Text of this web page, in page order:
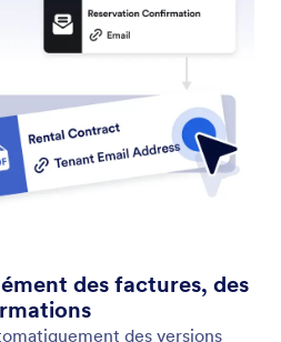
des formulaires aux
moment. Avec l'élément
des flux de travail Jotform,
des demandes de
étape de votre